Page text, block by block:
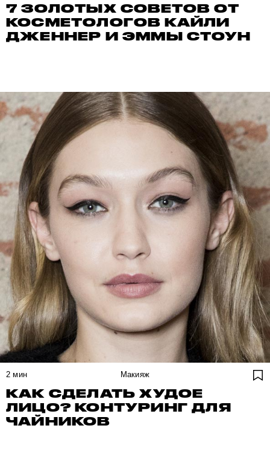
7 ЗОЛОТЫХ СОВЕТОВ ОТ
КОСМЕТОЛОГОВ КАЙЛИ
ДЖЕННЕР И ЭММЫ СТОУН
2 мин Макияж
КАК СДЕЛАТЬ ХУДОЕ
ЛИЦО? КОНТУРИНГ ДЛЯ
ЧАЙНИКОВ